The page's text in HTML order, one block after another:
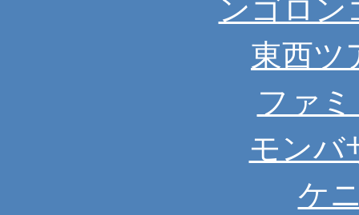
ンゴロン
東西ツ
ファ
モンバ
ケ